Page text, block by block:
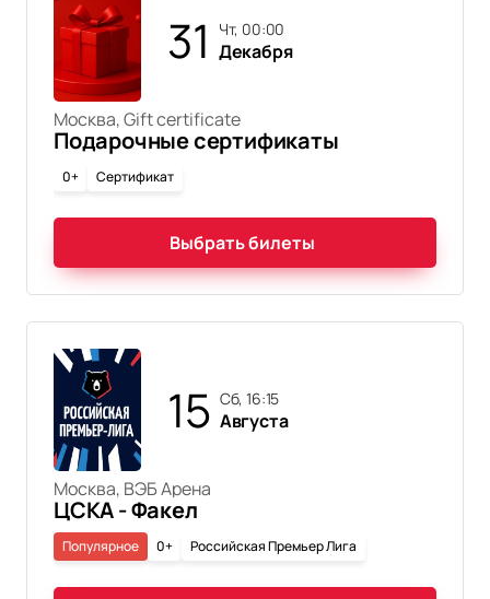
31 чт, 00:00
Декабря
Москва, Gift certificate
Подарочные сертификаты
0+ Сертификат
Выбрать билеты
15 сб, 16:15
Августа
Москва, ВЭБ Арена
ЦСКА - Факел
0+ Российская Премьер Лига
Популярное